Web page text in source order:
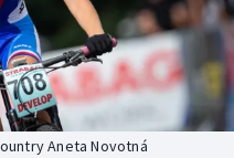
Aneta Novotná